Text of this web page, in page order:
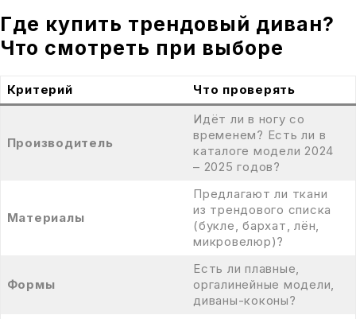
Где купить трендовый диван?
Что смотреть при выборе
Критерий Что проверять
Производитель
Идёт ли в ногу со
временем? Есть ли в
каталоге модели 2024
– 2025 годов?
Материалы
Предлагают ли ткани
из трендового списка
(букле, бархат, лён,
микровелюр)?
Формы
Есть ли плавные,
оргалинейные модели,
диваны-коконы?